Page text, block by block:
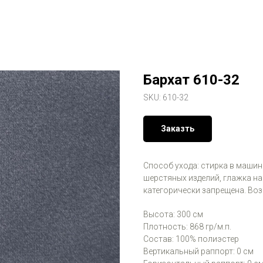
Бархат 610-32
SKU: 610-32
Заказть
Способ ухода: стирка в
шерстяных изделий, глажка
категорически запрещена.
Высота: 300 см
Плотность: 868 гр/м.п.
Состав: 100% полиэстер
Вертикальный раппорт: 0 см